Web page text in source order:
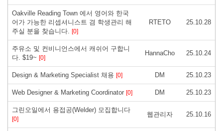
Oakville Reading Town 에서 영어와 한국
어가 가능한 리셉셔니스트 겸 학생관리 해
주실 분을 찾습니다. [0]
RTETO 25.10.28
주유소 및 컨비니언스에서 캐쉬어 구합니
다. $19~ [0]
HannaCho 25.10.24
Design & Marketing Specialist 채용 [0] DM 25.10.23
Web Designer & Marketing Coordinator [0] DM 25.10.23
그린오일에서 용접공(Welder) 모집합니다
[0]
웹관리자 25.10.16